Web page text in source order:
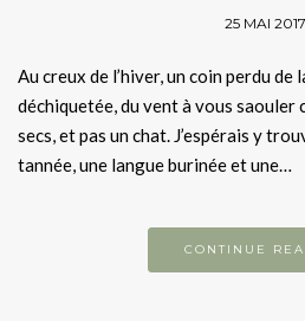
25 MAI 2017
Au creux de l’hiver, un coin perdu
déchiquetée, du vent à vous saouler
secs, et pas un chat. J’espérais y
tannée, une langue burinée et une…
CONTINUE